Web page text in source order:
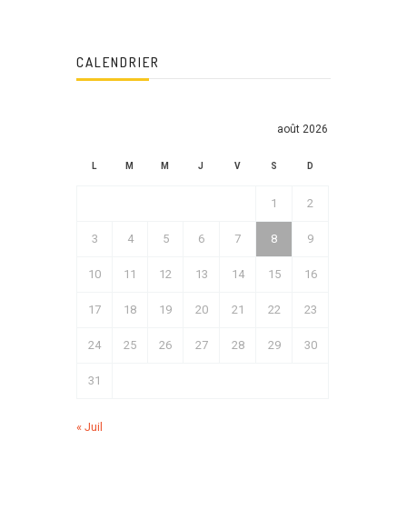
CALENDRIER
août 2026
L M M J V S D
1 2
3 4 5 6 7 8 9
10 11 12 13 14 15 16
17 18 19 20 21 22 23
24 25 26 27 28 29 30
31
« Juil